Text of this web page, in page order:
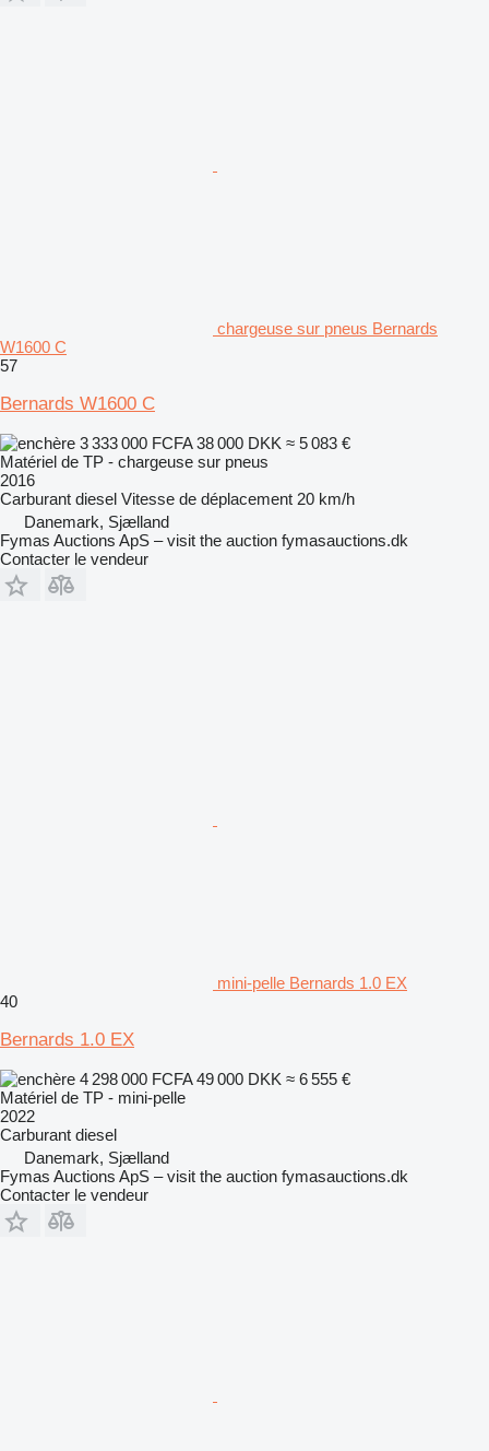
chargeuse sur pneus Bernards
W1600 C
57
Bernards W1600 C
3 333 000 FCFA38 000 DKK ≈ 5 083 €
Matériel de TP - chargeuse sur pneus
2016
Carburant diesel Vitesse de déplacement 20 km/h
Danemark, Sjælland
Fymas Auctions ApS – visit the auction fymasauctions.dk
Contacter le vendeur
mini-pelle Bernards 1.0 EX
40
Bernards 1.0 EX
4 298 000 FCFA49 000 DKK ≈ 6 555 €
Matériel de TP - mini-pelle
2022
Carburant diesel
Danemark, Sjælland
Fymas Auctions ApS – visit the auction fymasauctions.dk
Contacter le vendeur